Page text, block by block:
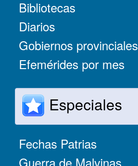
Bibliotecas
Diarios
Gobiernos provinciales
Efemérides por mes
Especiales
Fechas Patrias
Guerra de Malvinas